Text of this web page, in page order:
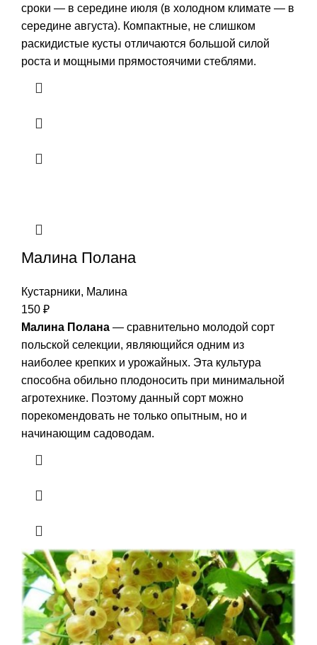
сроки — в середине июля (в холодном климате — в
середине августа). Компактные, не слишком
раскидистые кусты отличаются большой силой
роста и мощными прямостоячими стеблями.
Малина Полана
Кустарники, Малина
150 ₽
Малина Полана — сравнительно молодой сорт
польской селекции, являющийся одним из
наиболее крепких и урожайных. Эта культура
способна обильно плодоносить при минимальной
агротехнике. Поэтому данный сорт можно
порекомендовать не только опытным, но и
начинающим садоводам.